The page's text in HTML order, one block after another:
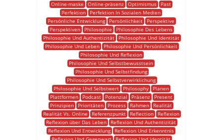
Online-maske
Online-präsenz Optimismus
Past
Perfektion
Perfektion In Sozialen Medien
Persönliche Entwicklung
Persönlichkeit
Perspektive
Perspektiven
Philosophie
Philosophie Des Lebens
Philosophie Und Authentizität
Philosophie Und Identität
Philosophie Und Leben
Philosophie Und Persönlichkeit
Philosophie Und Reflexion
Philosophie Und Selbstbewusstsein
Philosophie Und Selbstfindung
Philosophie Und Selbstverwirklichung
Philosophie Und Selbstwert
Philosophy
Planen
Plattformen
Podcast Potenzial Präsenz
Present
Prinzipien
Prioritäten Prozess Rahmen
Realität
Realität Vs. Online
Referenzpunkt Reflection
Reflexion
Reflexion über Das Leben
Reflexion Und Authentizität
Reflexion Und Entwicklung
Reflexion Und Erkenntnis